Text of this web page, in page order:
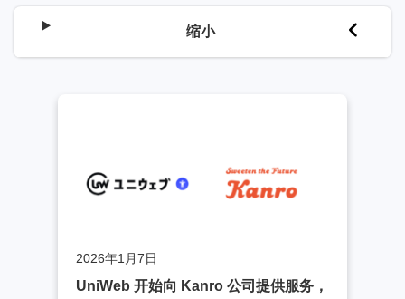
缩小
2026年1月7日
UniWeb 开始向 Kanro 公司提供服务，